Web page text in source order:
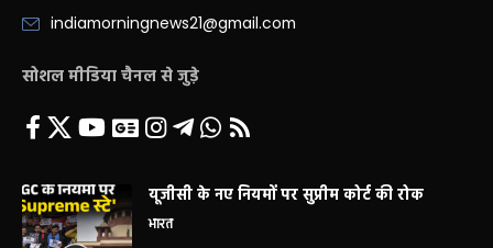
indiamorningnews21@gmail.com
सोशल मीडिया चैनल से जुड़े
यूजीसी के नए नियमों पर सुप्रीम कोर्ट की रोक
भारत